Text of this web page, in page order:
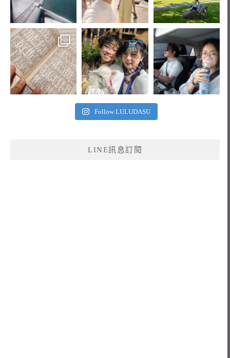
Follow LULUDASU
LINE訊息訂閱